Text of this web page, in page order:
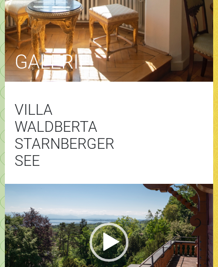
GALERIE
VILLA
WALDBERTA
STARNBERGER
SEE
Video-